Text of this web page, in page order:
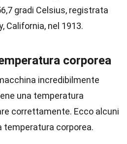
gradi Celsius, registrata
California, nel 1913.
corporea
incredibilmente
una temperatura
correttamente. Ecco alcuni
corporea.